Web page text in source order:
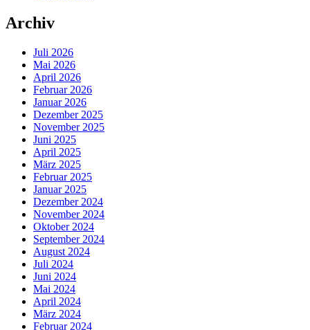
Archiv
Juli 2026
Mai 2026
April 2026
Februar 2026
Januar 2026
Dezember 2025
November 2025
Juni 2025
April 2025
März 2025
Februar 2025
Januar 2025
Dezember 2024
November 2024
Oktober 2024
September 2024
August 2024
Juli 2024
Juni 2024
Mai 2024
April 2024
März 2024
Februar 2024